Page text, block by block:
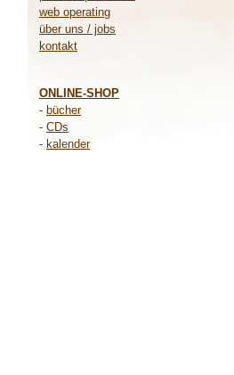
web operating
über uns / jobs
kontakt
ONLINE-SHOP
- bücher
- CDs
- kalender